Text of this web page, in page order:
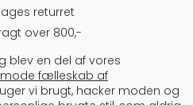
returret
over 800,-
blev en del af vores
fælleskab af
vi brugt, hacker moden og